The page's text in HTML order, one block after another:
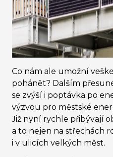
Co nám ale umožní
pohánět? Dalším
se zvýší i poptávka po
výzvou pro městské
Již nyní rychle přibývají
a to nejen na střechách
i v ulicích velkých měst.